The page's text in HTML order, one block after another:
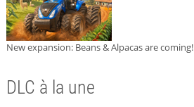
New expansion: Beans & Alpacas are coming!
DLC à la une